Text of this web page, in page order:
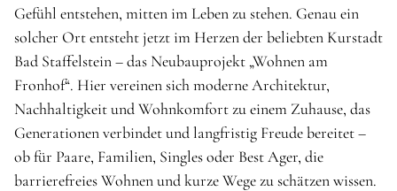
Gefühl entstehen, mitten im Leben zu stehen. Genau ein
solcher Ort entsteht jetzt im Herzen der beliebten Kurstadt
Bad Staffelstein – das Neubauprojekt „Wohnen am
Fronhof“. Hier vereinen sich moderne Architektur,
Nachhaltigkeit und Wohnkomfort zu einem Zuhause, das
Generationen verbindet und langfristig Freude bereitet –
ob für Paare, Familien, Singles oder Best Ager, die
barrierefreies Wohnen und kurze Wege zu schätzen wissen.